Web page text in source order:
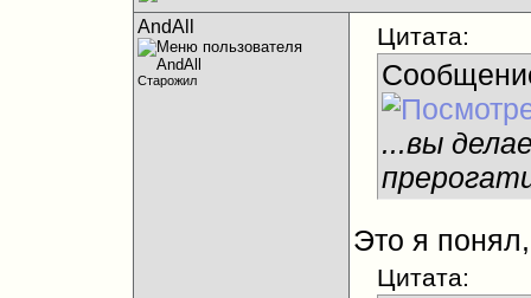
AndAll
Старожил
Цитата:
...вы
Это я
Цитата: